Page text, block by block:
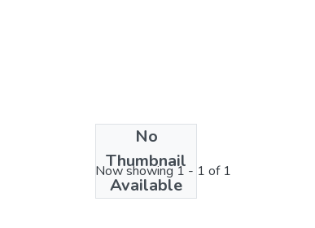
No
Thumbnail
Available
License bundle
Now showing1 - 1 of 1